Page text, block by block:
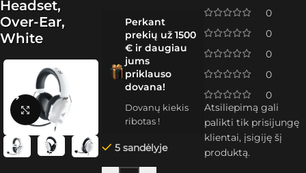
Headset,
Over-Ear,
White
Spustelėkite, kad padidintumėte
Perkant
prekių už 1500
€ ir daugiau
jums
priklauso
dovana!
Dovanų kiekis
ribotas !
5 sandėlyje
0
0
0
0
0
Atsiliepimą gali
palikti tik prisijungę
klientai, įsigiję šį
produktą.